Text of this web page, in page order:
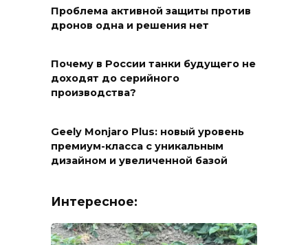
Проблема активной защиты против
дронов одна и решения нет
Почему в России танки будущего не
доходят до серийного
производства?
Geely Monjaro Plus: новый уровень
премиум-класса с уникальным
дизайном и увеличенной базой
Интересное: